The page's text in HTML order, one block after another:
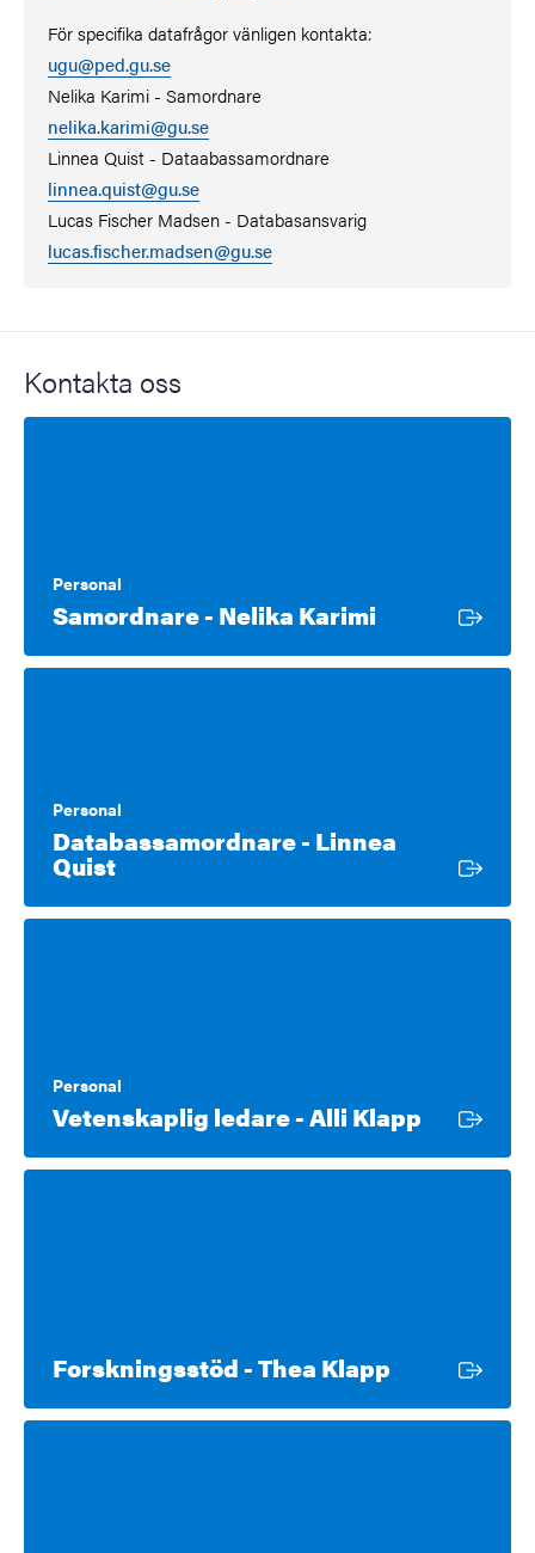
För specifika datafrågor vänligen kontakta:
ugu@ped.gu.se
Nelika Karimi - Samordnare
nelika.karimi@gu.se
Linnea Quist - Dataabassamordnare
linnea.quist@gu.se
Lucas Fischer Madsen - Databasansvarig
lucas.fischer.madsen@gu.se
Kontakta oss
Personal
Samordnare - Nelika Karimi Extern länk
Personal
Databassamordnare - Linnea
QuistExtern länk
Personal
Vetenskaplig ledare - Alli Klapp Extern
Forskningsstöd - Thea Klapp Extern länk